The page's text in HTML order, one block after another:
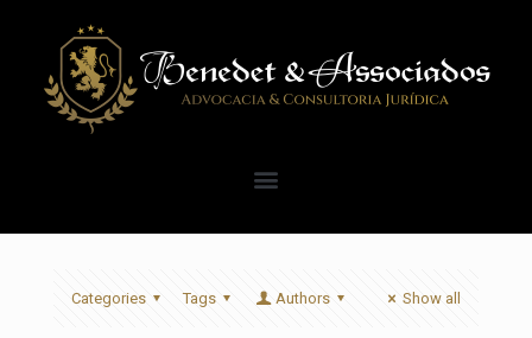
Categories Tags Authors Show all